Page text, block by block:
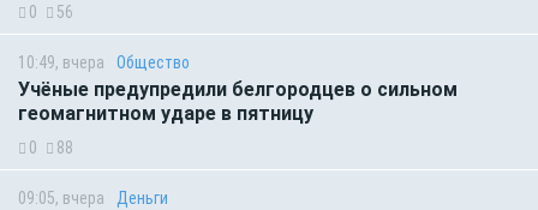
0 56
10:49, вчера Общество
Учёные предупредили белгородцев о сильном
геомагнитном ударе в пятницу
0 88
09:05, вчера Деньги